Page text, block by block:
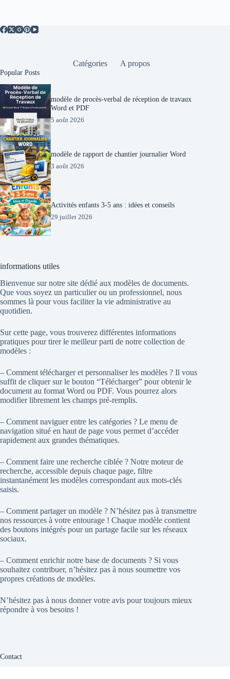
Catégories A propos
Popular Posts
modèle de procès-verbal de réception de travaux
Word et PDF
5 août 2026
modèle de rapport de chantier journalier Word
3 août 2026
Activités enfants 3-5 ans : idées et conseils
29 juillet 2026
informations utiles
Bienvenue sur notre site dédié aux modèles de documents.
Que vous soyez un particulier ou un professionnel, nous
sommes là pour vous faciliter la vie administrative au
quotidien.
Sur cette page, vous trouverez différentes informations
pratiques pour tirer le meilleur parti de notre collection de
modèles :
– Comment télécharger et personnaliser les modèles ? Il vous
suffit de cliquer sur le bouton “Télécharger” pour obtenir le
document au format Word ou PDF. Vous pourrez alors
modifier librement les champs pré-remplis.
– Comment naviguer entre les catégories ? Le menu de
navigation situé en haut de page vous permet d’accéder
rapidement aux grandes thématiques.
– Comment faire une recherche ciblée ? Notre moteur de
recherche, accessible depuis chaque page, filtre
instantanément les modèles correspondant aux mots-clés
saisis.
– Comment partager un modèle ? N’hésitez pas à transmettre
nos ressources à votre entourage ! Chaque modèle contient
des boutons intégrés pour un partage facile sur les réseaux
sociaux.
– Comment enrichir notre base de documents ? Si vous
souhaitez contribuer, n’hésitez pas à nous soumettre vos
propres créations de modèles.
N’hésitez pas à nous donner votre avis pour toujours mieux
répondre à vos besoins !
Contact